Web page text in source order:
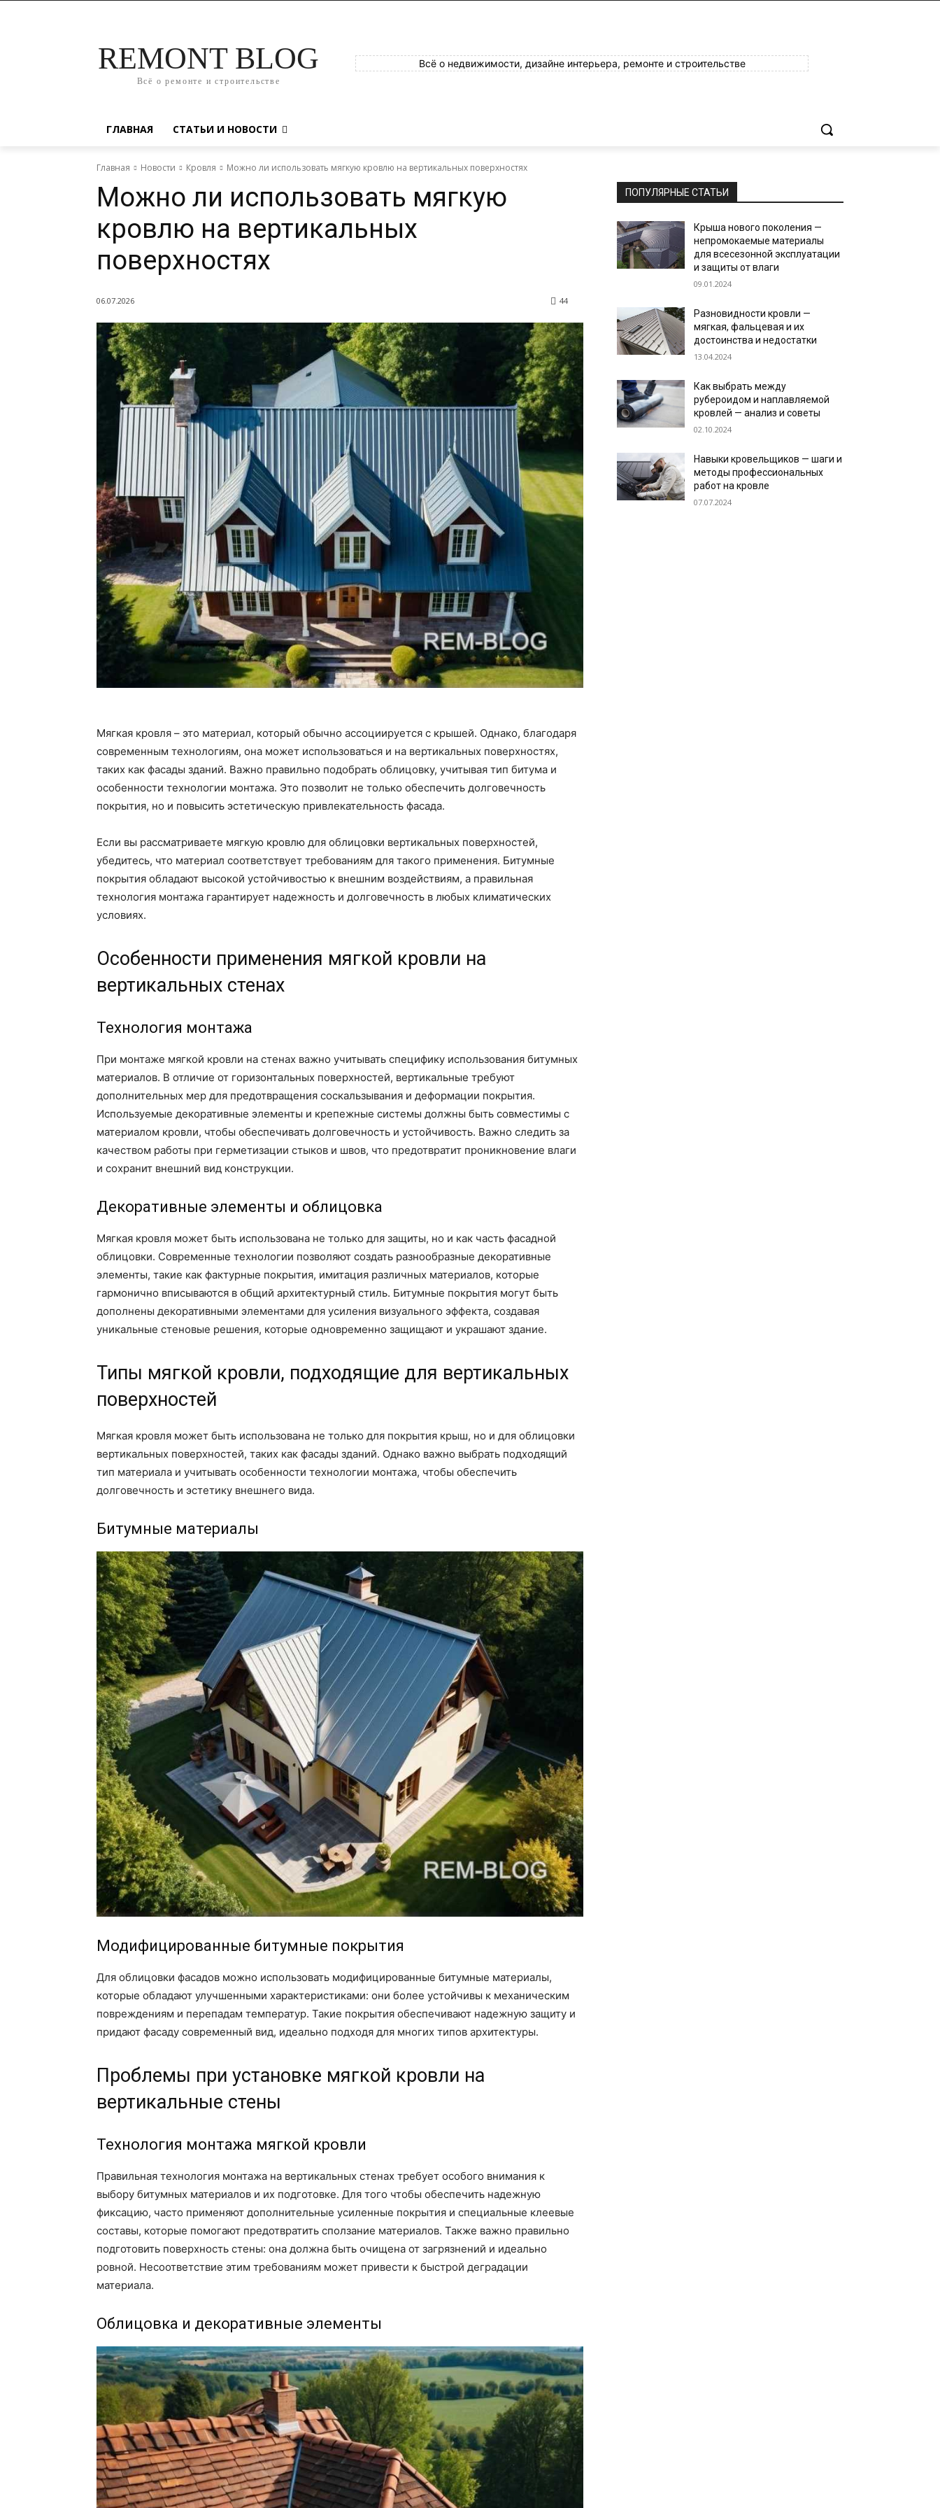
REMONT BLOG
Всё о ремонте и строительстве
Всё о недвижимости, дизайне интерьера, ремонте и строительстве
ГЛАВНАЯ СТАТЬИ И НОВОСТИ
Главная Новости Кровля Можно ли использовать мягкую кровлю на вертикальных поверхностях
Можно ли использовать мягкую
кровлю на вертикальных
поверхностях
06.07.2026 44
Мягкая кровля – это материал, который обычно ассоциируется с крышей. Однако, благодаря
современным технологиям, она может использоваться и на вертикальных поверхностях,
таких как фасады зданий. Важно правильно подобрать облицовку, учитывая тип битума и
особенности технологии монтажа. Это позволит не только обеспечить долговечность
покрытия, но и повысить эстетическую привлекательность фасада.
Если вы рассматриваете мягкую кровлю для облицовки вертикальных поверхностей,
убедитесь, что материал соответствует требованиям для такого применения. Битумные
покрытия обладают высокой устойчивостью к внешним воздействиям, а правильная
технология монтажа гарантирует надежность и долговечность в любых климатических
условиях.
Особенности применения мягкой кровли на
вертикальных стенах
Технология монтажа
При монтаже мягкой кровли на стенах важно учитывать специфику использования битумных
материалов. В отличие от горизонтальных поверхностей, вертикальные требуют
дополнительных мер для предотвращения соскальзывания и деформации покрытия.
Используемые декоративные элементы и крепежные системы должны быть совместимы с
материалом кровли, чтобы обеспечивать долговечность и устойчивость. Важно следить за
качеством работы при герметизации стыков и швов, что предотвратит проникновение влаги
и сохранит внешний вид конструкции.
Декоративные элементы и облицовка
Мягкая кровля может быть использована не только для защиты, но и как часть фасадной
облицовки. Современные технологии позволяют создать разнообразные декоративные
элементы, такие как фактурные покрытия, имитация различных материалов, которые
гармонично вписываются в общий архитектурный стиль. Битумные покрытия могут быть
дополнены декоративными элементами для усиления визуального эффекта, создавая
уникальные стеновые решения, которые одновременно защищают и украшают здание.
Типы мягкой кровли, подходящие для вертикальных
поверхностей
Мягкая кровля может быть использована не только для покрытия крыш, но и для облицовки
вертикальных поверхностей, таких как фасады зданий. Однако важно выбрать подходящий
тип материала и учитывать особенности технологии монтажа, чтобы обеспечить
долговечность и эстетику внешнего вида.
Битумные материалы
Модифицированные битумные покрытия
Для облицовки фасадов можно использовать модифицированные битумные материалы,
которые обладают улучшенными характеристиками: они более устойчивы к механическим
повреждениям и перепадам температур. Такие покрытия обеспечивают надежную защиту и
придают фасаду современный вид, идеально подходя для многих типов архитектуры.
Проблемы при установке мягкой кровли на
вертикальные стены
Технология монтажа мягкой кровли
Правильная технология монтажа на вертикальных стенах требует особого внимания к
выбору битумных материалов и их подготовке. Для того чтобы обеспечить надежную
фиксацию, часто применяют дополнительные усиленные покрытия и специальные клеевые
составы, которые помогают предотвратить сползание материалов. Также важно правильно
подготовить поверхность стены: она должна быть очищена от загрязнений и идеально
ровной. Несоответствие этим требованиям может привести к быстрой деградации
материала.
Облицовка и декоративные элементы
ПОПУЛЯРНЫЕ СТАТЬИ
Крыша нового поколения —
непромокаемые материалы
для всесезонной эксплуатации
и защиты от влаги
09.01.2024
Разновидности кровли —
мягкая, фальцевая и их
достоинства и недостатки
13.04.2024
Как выбрать между
рубероидом и наплавляемой
кровлей — анализ и советы
02.10.2024
Навыки кровельщиков — шаги и
методы профессиональных
работ на кровле
07.07.2024